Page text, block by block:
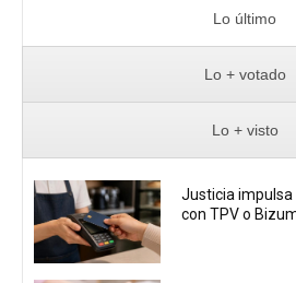
Lo último
Lo + votado
Lo + visto
Justicia impulsa
con TPV o